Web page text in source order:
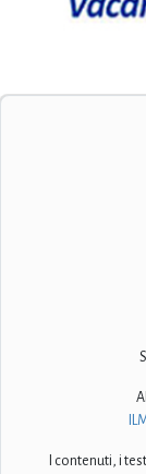
I contenuti, i